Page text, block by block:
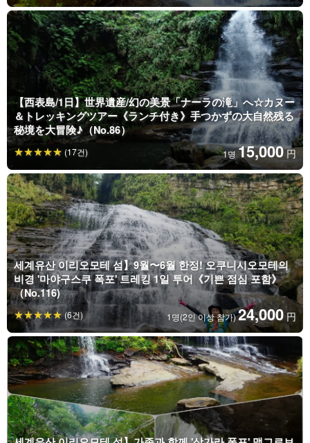
【西表島/1日】世界遺産/幻の美景「ナーラの滝」へ☆カヌー
＆トレッキングツアー《ランチ付き》手つかずの大自然残る
秘境を大冒険♪（No.86）
1명 15,000 円
(17건)
세계유산 이리오모테 섬】9월〜6월 한정! 오쿠니시오모테의
비경 '마야구스쿠 폭포' 트레킹 1일 투어《기쁜 점심 포함》
（No.116)
1명(2인 이상 참가)24,000 円
(6건)